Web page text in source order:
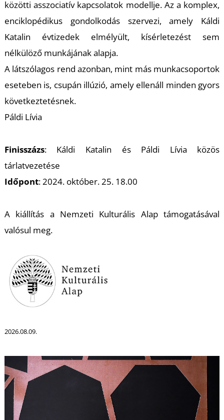
közötti asszociatív kapcsolatok modellje. Az a komplex,
enciklopédikus gondolkodás szervezi, amely Káldi
Katalin évtizedek elmélyült, kísérletezést sem
nélkülöző munkájának alapja.
A látszólagos rend azonban, mint más munkacsoportok
eseteben is, csupán illúzió, amely ellenáll minden gyors
következtetésnek.
Páldi Lívia
Finisszázs: Káldi Katalin és Páldi Lívia közös
tárlatvezetése
Időpont: 2024. október. 25. 18.00
A kiállítás a Nemzeti Kulturális Alap támogatásával
valósul meg.
2026.08.09.